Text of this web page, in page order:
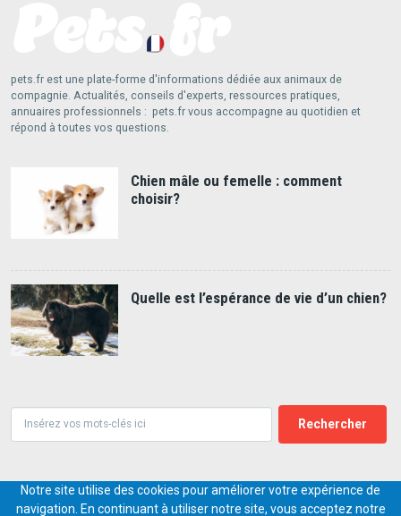
pets.fr est une plate-forme d'informations dédiée aux animaux de
compagnie. Actualités, conseils d'experts, ressources pratiques,
annuaires professionnels : pets.fr vous accompagne au quotidien et
répond à toutes vos questions.
Chien mâle ou femelle : comment
choisir?
Quelle est l’espérance de vie d’un chien?
Rechercher
© 2018-2026,PETS.DIGITAL
Notre site utilise des cookies pour améliorer votre expérience de
navigation. En continuant à utiliser notre site, vous acceptez notre